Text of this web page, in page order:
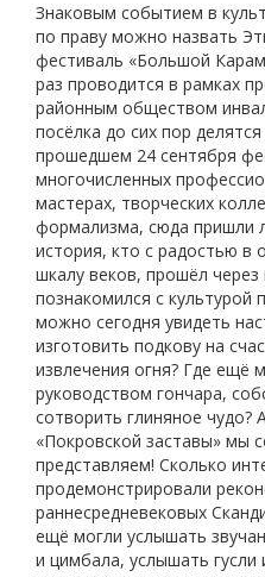
Знаковым событием в
по праву можно назвать
фестиваль «Большой
раз проводится в рамках
районным обществом
посёлка до сих пор
прошедшем 24 сентября
многочисленных
мастерах, творческих
формализма, сюда пришли
история, кто с радостью в
шкалу веков, прошёл через
познакомился с культурой
можно сегодня увидеть
изготовить подкову на
извлечения огня? Где ещё
руководством гончара,
сотворить глиняное чудо?
«Покровской заставы» мы
представляем! Сколько
продемонстрировали
раннесредневековых
ещё могли услышать
и цимбала, услышать гусли